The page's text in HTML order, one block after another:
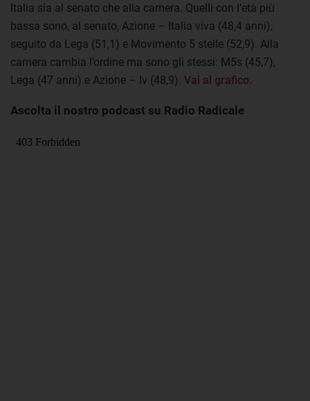
Italia sia al senato che alla camera. Quelli con l’età più
bassa sono, al senato, Azione – Italia viva (48,4 anni),
seguito da Lega (51,1) e Movimento 5 stelle (52,9). Alla
camera cambia l’ordine ma sono gli stessi: M5s (45,7),
Lega (47 anni) e Azione – Iv (48,9). Vai al grafico.
Ascolta il nostro podcast su Radio Radicale